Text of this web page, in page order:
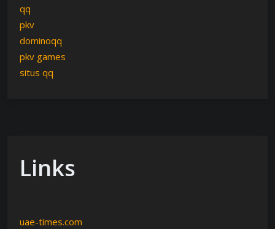
qq
pkv
dominoqq
pkv games
situs qq
Links
uae-times.com